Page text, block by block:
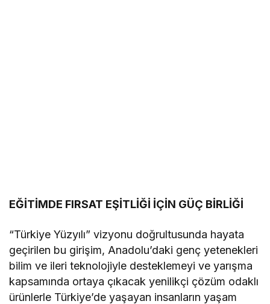
EĞİTİMDE FIRSAT EŞİTLİĞİ İÇİN GÜÇ BİRLİĞİ
“Türkiye Yüzyılı” vizyonu doğrultusunda hayata
geçirilen bu girişim, Anadolu’daki genç yetenekleri
bilim ve ileri teknolojiyle desteklemeyi ve yarışma
kapsamında ortaya çıkacak yenilikçi çözüm odaklı
ürünlerle Türkiye’de yaşayan insanların yaşam